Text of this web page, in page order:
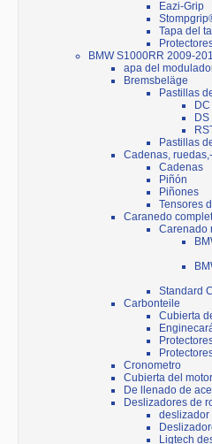
Eazi-Grip
Tapa del
BMW S1000RR 2009-
apa del
Bremsbeläge
Pastillas
Pastillas
Cadenas,
Cadenas
Piñón
Piñones
Tensores
Caranedo
Carenado
Standard
Carbonteile
Cubierta
Cronometro
Cubierta del motor
De llenado de
Deslizadores de
deslizador
Ligtech